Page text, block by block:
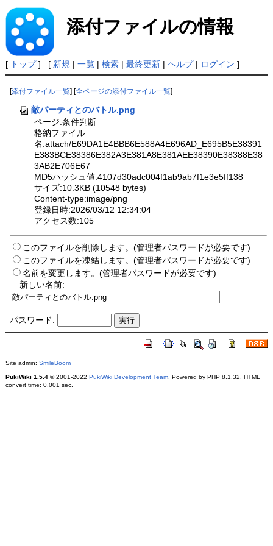
添付ファイルの情報
[ トップ] [ 新規 | 一覧| 検索| 最終更新| ヘルプ| ログイン ]
[添付ファイル一覧] [全ページの添付ファイル一覧]
敵パーティとのバトル.png
ページ:条件判断
格納ファイル
名:attach/E69DA1E4BBB6E588A4E696AD_E695B5E38391
E383BCE38386E382A3E381A8E381AEE38390E38388E38
3AB2E706E67
MD5ハッシュ値:4107d30adc004f1ab9ab7f1e3e5ff138
サイズ:10.3KB (10548 bytes)
Content-type:image/png
登録日時:2026/03/12 12:34:04
アクセス数:105
このファイルを削除します。(管理者パスワードが必要です)
このファイルを凍結します。(管理者パスワードが必要です)
名前を変更します。(管理者パスワードが必要です)
新しい名前:
パスワード:
Site admin: SmileBoom
PukiWiki 1.5.4© 2001-2022 PukiWiki Development Team. Powered by PHP 8.1.32. HTML
convert time: 0.001 sec.